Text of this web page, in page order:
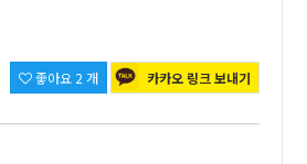
좋아요 2 개 카카오 링크 보내기